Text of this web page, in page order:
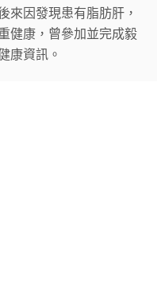
來因發現患有脂肪肝，
健康，曾參加並完成毅
康資訊。